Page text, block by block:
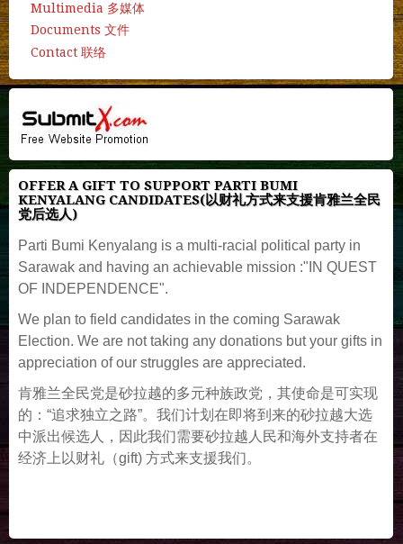
Multimedia 多媒体
Documents 文件
Contact 联络
OFFER A GIFT TO SUPPORT PARTI BUMI
KENYALANG CANDIDATES(以财礼方式来支援肯雅兰全民
党后选人)
Parti Bumi Kenyalang is a multi-racial political party in
Sarawak and having an achievable mission :"IN QUEST
OF INDEPENDENCE".
We plan to field candidates in the coming Sarawak
Election. We are not taking any donations but your gifts in
appreciation of our struggles are appreciated.
肯雅兰全民党是砂拉越的多元种族政党，其使命是可实现
的：“追求独立之路”。我们计划在即将到来的砂拉越大选
中派出候选人，因此我们需要砂拉越人民和海外支持者在
经济上以财礼（gift) 方式来支援我们。